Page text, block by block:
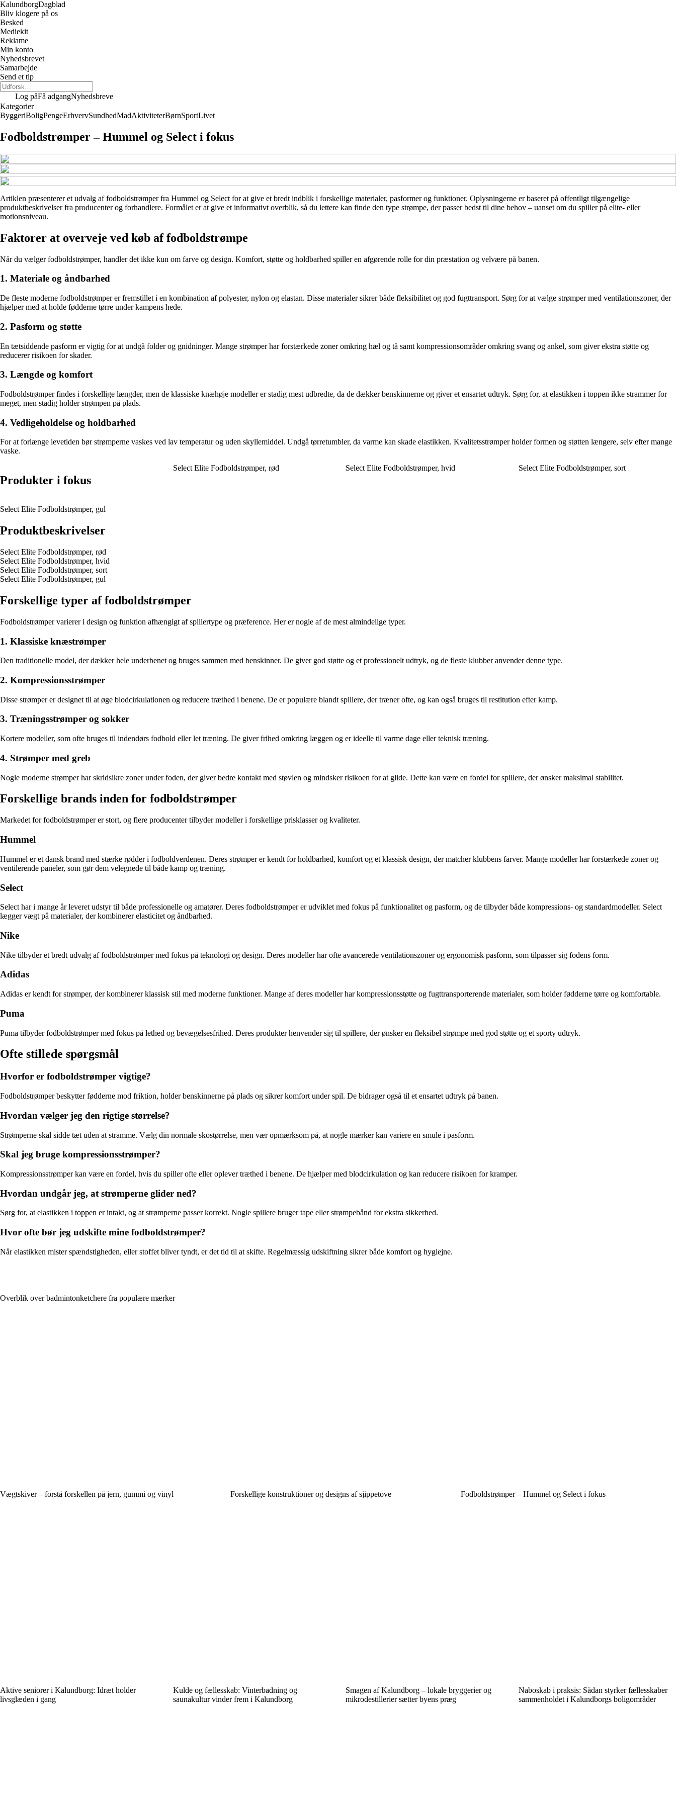
KalundborgDagblad
Bliv klogere på os
Besked
Mediekit
Reklame
Min konto
Nyhedsbrevet
Samarbejde
Send et tip
Log påFå adgangNyhedsbreve
Kategorier
ByggeriBoligPengeErhvervSundhedMadAktiviteterBørnSportLivet
Fodboldstrømper – Hummel og Select i fokus
Artiklen præsenterer et udvalg af fodboldstrømper fra Hummel og Select for at give et bredt indblik i forskellige materialer, pasformer og funktioner. Oplysningerne er baseret på offentligt tilgængelige
produktbeskrivelser fra producenter og forhandlere. Formålet er at give et informativt overblik, så du lettere kan finde den type strømpe, der passer bedst til dine behov – uanset om du spiller på elite- eller
motionsniveau.
Faktorer at overveje ved køb af fodboldstrømpe
Når du vælger fodboldstrømper, handler det ikke kun om farve og design. Komfort, støtte og holdbarhed spiller en afgørende rolle for din præstation og velvære på banen.
1. Materiale og åndbarhed
De fleste moderne fodboldstrømper er fremstillet i en kombination af polyester, nylon og elastan. Disse materialer sikrer både fleksibilitet og god fugttransport. Sørg for at vælge strømper med ventilationszoner, der
hjælper med at holde fødderne tørre under kampens hede.
2. Pasform og støtte
En tætsiddende pasform er vigtig for at undgå folder og gnidninger. Mange strømper har forstærkede zoner omkring hæl og tå samt kompressionsområder omkring svang og ankel, som giver ekstra støtte og
reducerer risikoen for skader.
3. Længde og komfort
Fodboldstrømper findes i forskellige længder, men de klassiske knæhøje modeller er stadig mest udbredte, da de dækker benskinnerne og giver et ensartet udtryk. Sørg for, at elastikken i toppen ikke strammer for
meget, men stadig holder strømpen på plads.
4. Vedligeholdelse og holdbarhed
For at forlænge levetiden bør strømperne vaskes ved lav temperatur og uden skyllemiddel. Undgå tørretumbler, da varme kan skade elastikken. Kvalitetsstrømper holder formen og støtten længere, selv efter mange
vaske.
Produkter i fokus
Select Elite Fodboldstrømper, rød Select Elite Fodboldstrømper, hvid Select Elite Fodboldstrømper, sort
Select Elite Fodboldstrømper, gul
Produktbeskrivelser
Select Elite Fodboldstrømper, rød
Select Elite Fodboldstrømper, hvid
Select Elite Fodboldstrømper, sort
Select Elite Fodboldstrømper, gul
Forskellige typer af fodboldstrømper
Fodboldstrømper varierer i design og funktion afhængigt af spillertype og præference. Her er nogle af de mest almindelige typer.
1. Klassiske knæstrømper
Den traditionelle model, der dækker hele underbenet og bruges sammen med benskinner. De giver god støtte og et professionelt udtryk, og de fleste klubber anvender denne type.
2. Kompressionsstrømper
Disse strømper er designet til at øge blodcirkulationen og reducere træthed i benene. De er populære blandt spillere, der træner ofte, og kan også bruges til restitution efter kamp.
3. Træningsstrømper og sokker
Kortere modeller, som ofte bruges til indendørs fodbold eller let træning. De giver frihed omkring læggen og er ideelle til varme dage eller teknisk træning.
4. Strømper med greb
Nogle moderne strømper har skridsikre zoner under foden, der giver bedre kontakt med støvlen og mindsker risikoen for at glide. Dette kan være en fordel for spillere, der ønsker maksimal stabilitet.
Forskellige brands inden for fodboldstrømper
Markedet for fodboldstrømper er stort, og flere producenter tilbyder modeller i forskellige prisklasser og kvaliteter.
Hummel
Hummel er et dansk brand med stærke rødder i fodboldverdenen. Deres strømper er kendt for holdbarhed, komfort og et klassisk design, der matcher klubbens farver. Mange modeller har forstærkede zoner og
ventilerende paneler, som gør dem velegnede til både kamp og træning.
Select
Select har i mange år leveret udstyr til både professionelle og amatører. Deres fodboldstrømper er udviklet med fokus på funktionalitet og pasform, og de tilbyder både kompressions- og standardmodeller. Select
lægger vægt på materialer, der kombinerer elasticitet og åndbarhed.
Nike
Nike tilbyder et bredt udvalg af fodboldstrømper med fokus på teknologi og design. Deres modeller har ofte avancerede ventilationszoner og ergonomisk pasform, som tilpasser sig fodens form.
Adidas
Adidas er kendt for strømper, der kombinerer klassisk stil med moderne funktioner. Mange af deres modeller har kompressionsstøtte og fugttransporterende materialer, som holder fødderne tørre og komfortable.
Puma
Puma tilbyder fodboldstrømper med fokus på lethed og bevægelsesfrihed. Deres produkter henvender sig til spillere, der ønsker en fleksibel strømpe med god støtte og et sporty udtryk.
Ofte stillede spørgsmål
Hvorfor er fodboldstrømper vigtige?
Fodboldstrømper beskytter fødderne mod friktion, holder benskinnerne på plads og sikrer komfort under spil. De bidrager også til et ensartet udtryk på banen.
Hvordan vælger jeg den rigtige størrelse?
Strømperne skal sidde tæt uden at stramme. Vælg din normale skostørrelse, men vær opmærksom på, at nogle mærker kan variere en smule i pasform.
Skal jeg bruge kompressionsstrømper?
Kompressionsstrømper kan være en fordel, hvis du spiller ofte eller oplever træthed i benene. De hjælper med blodcirkulation og kan reducere risikoen for kramper.
Hvordan undgår jeg, at strømperne glider ned?
Sørg for, at elastikken i toppen er intakt, og at strømperne passer korrekt. Nogle spillere bruger tape eller strømpebånd for ekstra sikkerhed.
Hvor ofte bør jeg udskifte mine fodboldstrømper?
Når elastikken mister spændstigheden, eller stoffet bliver tyndt, er det tid til at skifte. Regelmæssig udskiftning sikrer både komfort og hygiejne.
Overblik over badmintonketchere fra populære mærker
Vægtskiver – forstå forskellen på jern, gummi og vinyl Forskellige konstruktioner og designs af sjippetove Fodboldstrømper – Hummel og Select i fokus
Aktive seniorer i Kalundborg: Idræt holder
livsglæden i gang
Kulde og fællesskab: Vinterbadning og
saunakultur vinder frem i Kalundborg
Smagen af Kalundborg – lokale bryggerier og
mikrodestillerier sætter byens præg
Naboskab i praksis: Sådan styrker fællesskaber
sammenholdet i Kalundborgs boligområder